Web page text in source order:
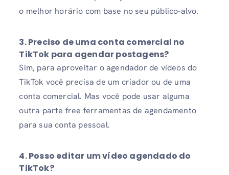
o melhor horário com base no seu público-alvo.
3. Preciso de uma conta comercial no
TikTok para agendar postagens?
Sim, para aproveitar o agendador de vídeos do
TikTok você precisa de um criador ou de uma
conta comercial. Mas você pode usar alguma
outra parte free ferramentas de agendamento
para sua conta pessoal.
4. Posso editar um vídeo agendado do
TikTok?